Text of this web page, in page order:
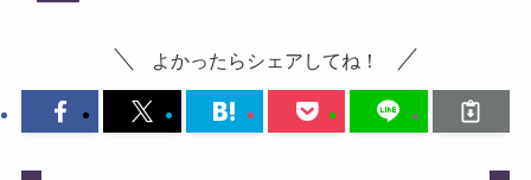
よかったらシェアしてね！